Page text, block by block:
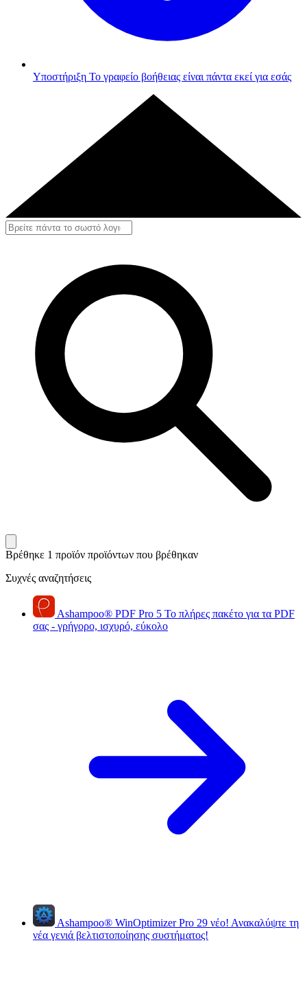
Υποστήριξη Το γραφείο βοήθειας είναι πάντα εκεί για εσάς
Βρέθηκε 1 προϊόν προϊόντων που βρέθηκαν
Συχνές αναζητήσεις
Ashampoo® PDF Pro 5 Το πλήρες πακέτο για τα PDF
σας - γρήγορο, ισχυρό, εύκολο
Ashampoo® WinOptimizer Pro 29 νέο! Ανακαλύψτε τη
νέα γενιά βελτιστοποίησης συστήματος!